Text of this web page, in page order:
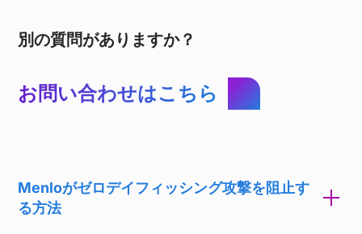
別の質問がありますか？
お問い合わせはこちら
Menloがゼロデイフィッシング攻撃を阻止す
る方法